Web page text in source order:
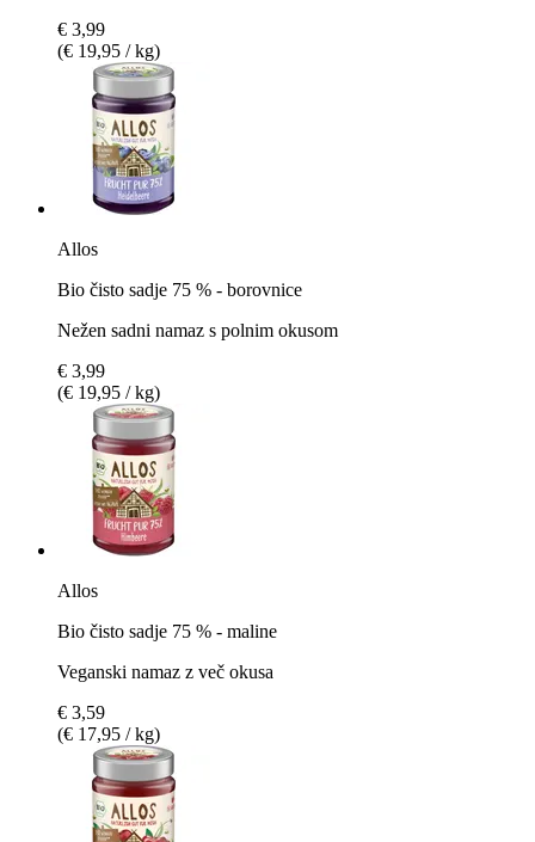
€ 3,99
(€ 19,95 / kg)
Allos
Bio čisto sadje 75 % - borovnice
Nežen sadni namaz s polnim okusom
€ 3,99
(€ 19,95 / kg)
Allos
Bio čisto sadje 75 % - maline
Veganski namaz z več okusa
€ 3,59
(€ 17,95 / kg)